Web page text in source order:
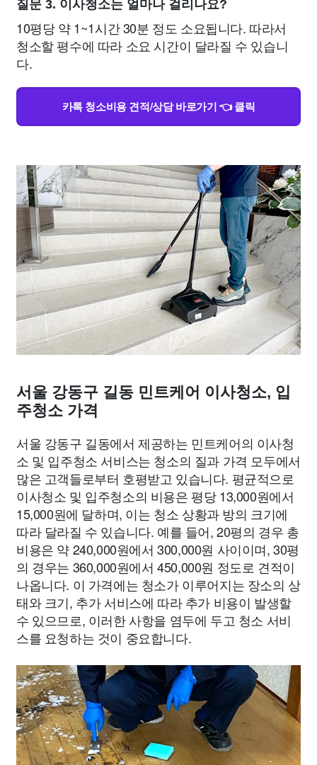
질문 3. 이사청소는 얼마나 걸리나요?
10평당 약 1~1시간 30분 정도 소요됩니다. 따라서
청소할 평수에 따라 소요 시간이 달라질 수 있습니
다.
카톡 청소비용 견적/상담 바로가기 👈 클릭
서울 강동구 길동 민트케어 이사청소, 입
주청소 가격
서울 강동구 길동에서 제공하는 민트케어의 이사청
소 및 입주청소 서비스는 청소의 질과 가격 모두에서
많은 고객들로부터 호평받고 있습니다. 평균적으로
이사청소 및 입주청소의 비용은 평당 13,000원에서
15,000원에 달하며, 이는 청소 상황과 방의 크기에
따라 달라질 수 있습니다. 예를 들어, 20평의 경우 총
비용은 약 240,000원에서 300,000원 사이이며, 30평
의 경우는 360,000원에서 450,000원 정도로 견적이
나옵니다. 이 가격에는 청소가 이루어지는 장소의 상
태와 크기, 추가 서비스에 따라 추가 비용이 발생할
수 있으므로, 이러한 사항을 염두에 두고 청소 서비
스를 요청하는 것이 중요합니다.